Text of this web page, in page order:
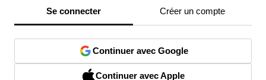
Se connecter Créer un compte
Continuer avec Google
Continuer avec Apple